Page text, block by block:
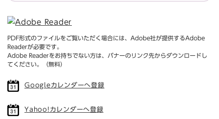
PDF形式のファイルをご覧いただく場合には、Adobe社が提供するAdobe
Readerが必要です。
Adobe Readerをお持ちでない方は、バナーのリンク先からダウンロードし
てください。（無料）
Googleカレンダーへ登録
Yahoo!カレンダーへ登録